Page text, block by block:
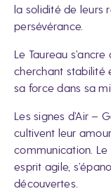
la solidité de leurs
persévérance.
Le Taureau
cherchant stabilité
sa force dans sa
Les signes d’Air –
cultivent leur
communication.
esprit agile,
découvertes.